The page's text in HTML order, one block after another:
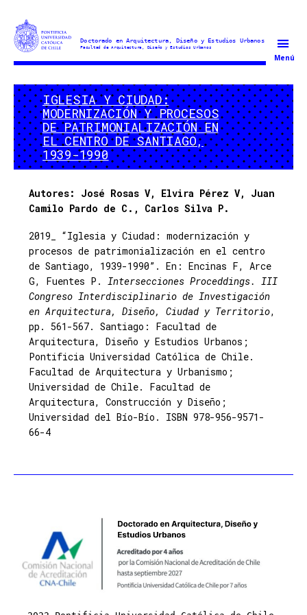
Doctorado
Arquitectura
y
Estudios
Urbanos
Menú
IGLESIA Y CIUDAD:
MODERNIZACIÓN Y PROCESOS
DE PATRIMONIALIZACIÓN EN
EL CENTRO DE SANTIAGO,
1939-1990
Autores: José Rosas V, Elvira Pérez V, Juan
Camilo Pardo de C., Carlos Silva P.
2019_ “Iglesia y Ciudad: modernización y
procesos de patrimonialización en el centro
de Santiago, 1939-1990”. En: Encinas F, Arce
G, Fuentes P. Intersecciones Proceddings. III
Congreso Interdisciplinario de Investigación
en Arquitectura, Diseño, Ciudad y Territorio,
pp. 561-567. Santiago: Facultad de
Arquitectura, Diseño y Estudios Urbanos;
Pontificia Universidad Católica de Chile.
Facultad de Arquitectura y Urbanismo;
Universidad de Chile. Facultad de
Arquitectura, Construcción y Diseño;
Universidad del Bío-Bío. ISBN 978-956-9571-
66-4